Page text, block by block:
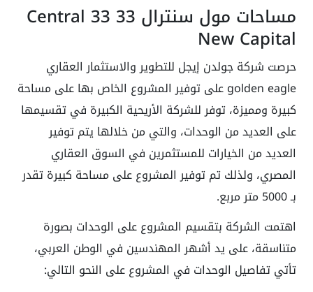
مساحات مول سنترال 33 Central 33
New Capital
حرصت شركة جولدن إيجل للتطوير والاستثمار العقاري
golden eagle على توفير المشروع الخاص بها على مساحة
كبيرة ومميزة، توفر للشركة الأريحية الكبيرة في تقسيمها
على العديد من الوحدات، والتي من خلالها يتم توفير
العديد من الخيارات للمستثمرين في السوق العقاري
المصري، ولذلك تم توفير المشروع على مساحة كبيرة تقدر
بـ 5000 متر مربع.
اهتمت الشركة بتقسيم المشروع على الوحدات بصورة
متناسقة، على يد أشهر المهندسين في الوطن العربي،
تأتي تفاصيل الوحدات في المشروع على النحو التالي: